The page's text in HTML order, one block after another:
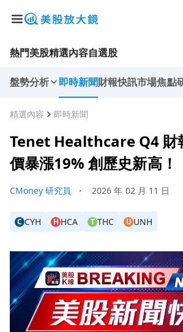
熱門美股精選內容自選股
盤勢分析 即時新聞財報快訊市場焦點
精選內容 即時新聞
Tenet Healthcare Q4 財
價暴漲19% 創歷史新高！
CMoney 研究員 ・ 2026 年 02 月 11 日
C CYH H HCA T THC U UNH